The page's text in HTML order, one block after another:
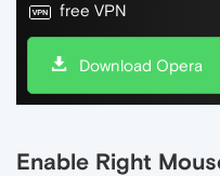
free VPN
Download Opera
Enable Right